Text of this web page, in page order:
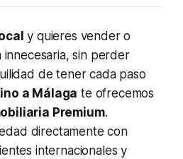
y quieres vender o
innecesaria, sin perder
de tener cada paso
a Málaga te ofrecemos
Premium.
directamente con
internacionales y